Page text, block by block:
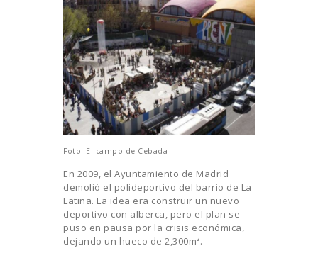
Foto: El campo de Cebada
En 2009, el Ayuntamiento de Madrid
demolió el polideportivo del barrio de La
Latina. La idea era construir un nuevo
deportivo con alberca, pero el plan se
puso en pausa por la crisis económica,
dejando un hueco de 2,300m².